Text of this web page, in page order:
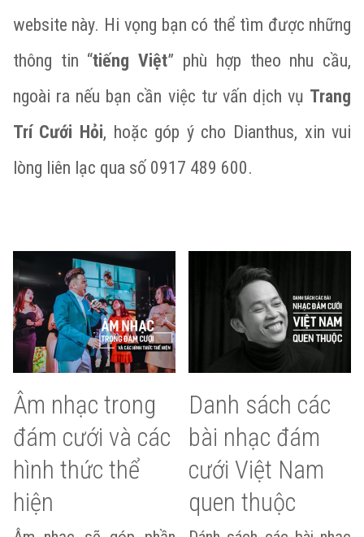
website này. Hi vọng bạn có thể tìm được những
thông tin “tiếng Việt” phù hợp theo nhu cầu,
ngoài ra nếu bạn cần việc tư vấn dịch vụ Trang
Trí Cưới Hỏi, hoặc góp ý cho Dianthus, xin vui
lòng liên lạc qua số 0917 489 600.
Âm nhạc trong
đám cưới và các
hình thức thể
hiện
Danh sách các
bài nhạc đám
cưới Việt Nam
quen thuộc